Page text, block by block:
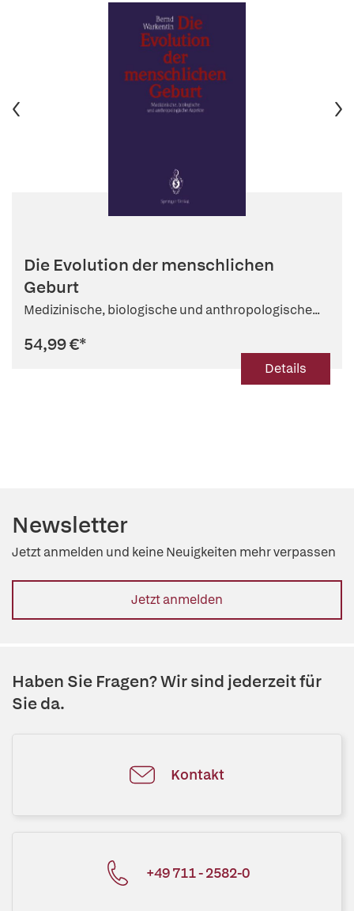
Die Evolution der menschlichen
Geburt
Medizinische, biologische und anthropologische...
54,99 €*
Details
Newsletter
Jetzt anmelden und keine Neuigkeiten mehr verpassen
Jetzt anmelden
Haben Sie Fragen? Wir sind jederzeit für
Sie da.
Kontakt
+49 711 - 2582-0